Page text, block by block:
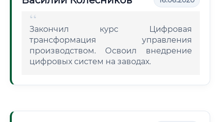
Закончил курс Цифровая
трансформация управления
производством. Освоил внедрение
цифровых систем на заводах.